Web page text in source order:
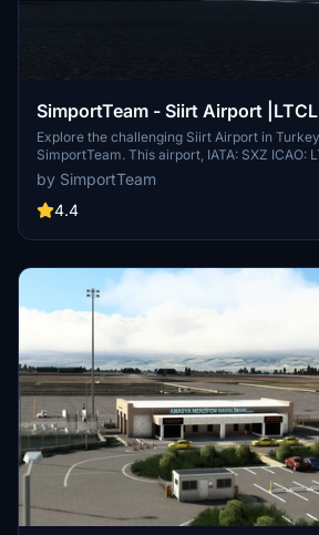
SimportTeam - Siirt Airport
Explore the challenging Siirt Airport in
SimportTeam. This airport, IATA: SXZ ICAO:
serves domestic flights and has a 1100 m²
Enhance your flight simulation experience
depiction of Siirt Airport. Dont forget to
by SimportTeam
4.4